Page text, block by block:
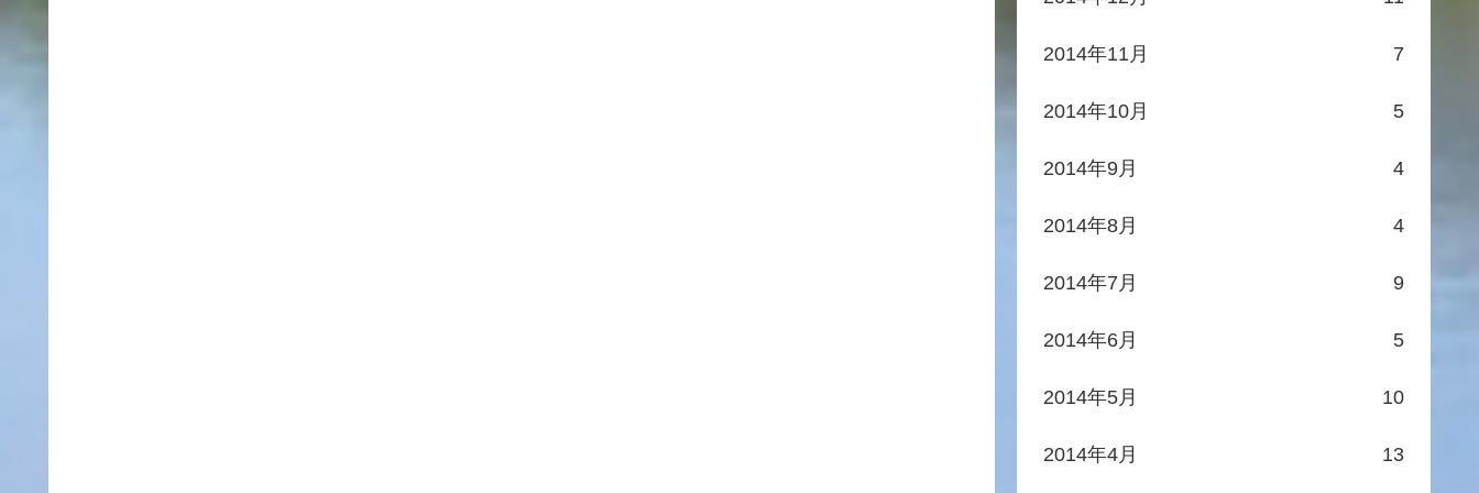
2014年11月 7
2014年10月 5
2014年9月 4
2014年8月 4
2014年7月 9
2014年6月 5
2014年5月 10
2014年4月 13